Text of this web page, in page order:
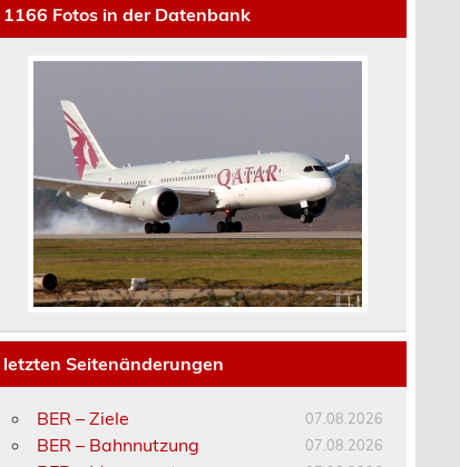
1166 Fotos in der Datenbank
letzten Seitenänderungen
BER – Ziele 07.08.2026
BER – Bahnnutzung 07.08.2026